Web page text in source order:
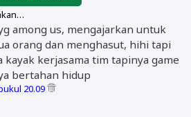
among us, mengajarkan untuk
orang dan menghasut, hihi tapi
kayak kerjasama tim tapinya game
bertahan hidup
20.09